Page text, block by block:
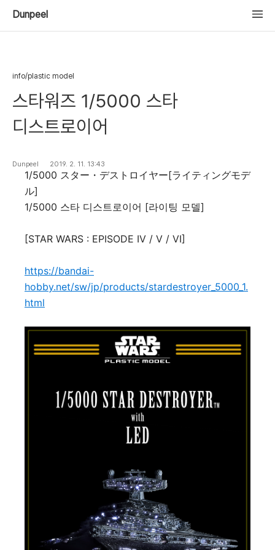
Dunpeel
info/plastic model
스타워즈 1/5000 스타
디스트로이어
Dunpeel 2019. 2. 11. 13:43
1/5000 スター・デストロイヤー[ライティングモデ
ル]
1/5000 스타 디스트로이어 [라이팅 모델]
[STAR WARS : EPISODE IV / V / VI]
https://bandai-
hobby.net/sw/jp/products/stardestroyer_5000_1.
html